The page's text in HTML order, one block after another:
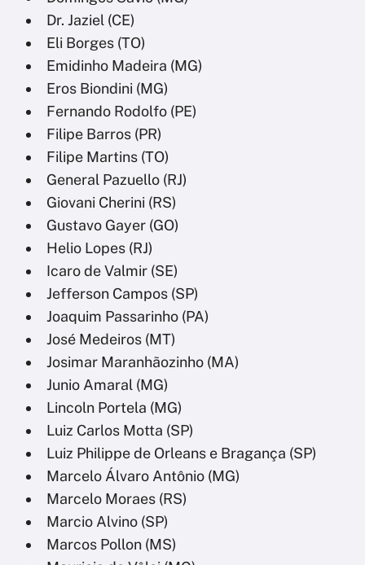
Dr. Jaziel (CE)
Eli Borges (TO)
Emidinho Madeira (MG)
Eros Biondini (MG)
Fernando Rodolfo (PE)
Filipe Barros (PR)
Filipe Martins (TO)
General Pazuello (RJ)
Giovani Cherini (RS)
Gustavo Gayer (GO)
Helio Lopes (RJ)
Icaro de Valmir (SE)
Jefferson Campos (SP)
Joaquim Passarinho (PA)
José Medeiros (MT)
Josimar Maranhãozinho (MA)
Junio Amaral (MG)
Lincoln Portela (MG)
Luiz Carlos Motta (SP)
Luiz Philippe de Orleans e Bragança (SP)
Marcelo Álvaro Antônio (MG)
Marcelo Moraes (RS)
Marcio Alvino (SP)
Marcos Pollon (MS)